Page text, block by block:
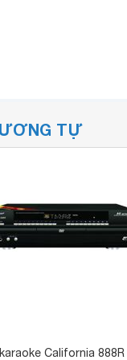
TỰ
California 888R